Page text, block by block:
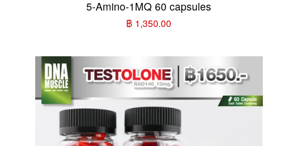
5-Amino-1MQ 60 capsules
฿ 1,350.00